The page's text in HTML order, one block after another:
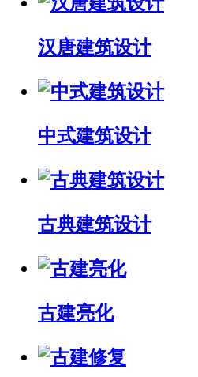
汉唐建筑设计
中式建筑设计
古典建筑设计
古建亮化